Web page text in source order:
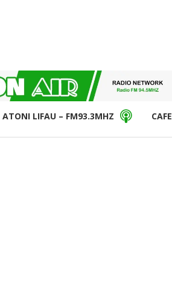
ATONI LIFAU – FM93.3MHZ